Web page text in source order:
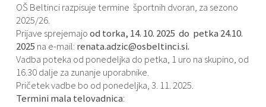
OŠ Beltinci razpisuje termine športnih dvoran, za sezono
2025/26.
Prijave sprejemajood torka, 14. 10. 2025 do petka 24.10.
2025 na e-mail: renata.adzic@osbeltinci.si.
Vadba poteka od ponedeljka do petka, 1 uro na skupino, od
16.30 dalje za zunanje uporabnike.
Pričetek vadbe bo od ponedeljka, 3. 11. 2025.
Termini mala telovadnica: